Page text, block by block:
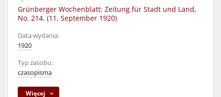
Grünberger Wochenblatt: Zeitung für Stadt und Land,
No. 214. (11. September 1920)
Data wydania:
1920
Typ zasobu:
czasopisma
Więcej